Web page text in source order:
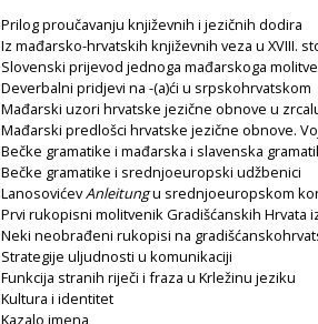
Prilog proučavanju književnih i jezičnih dodira
Iz mađarsko-hrvatskih književnih veza u XVIII.
Slovenski prijevod jednoga mađarskoga
Deverbalni pridjevi na -(a)ći u srpskohrvatskom
Mađarski uzori hrvatske jezične obnove u
Mađarski predlošci hrvatske jezične obnove.
Bečke gramatike i mađarska i slavenska
Bečke gramatike i srednjoeuropski udžbenici
LanosovićevAnleitungu srednjoeuropskom
Prvi rukopisni molitvenik Gradišćanskih Hrvata
Neki neobrađeni rukopisi na
Strategije uljudnosti u komunikaciji
Funkcija stranih riječi i fraza u Krležinu jeziku
Kultura i identitet
Kazalo imena